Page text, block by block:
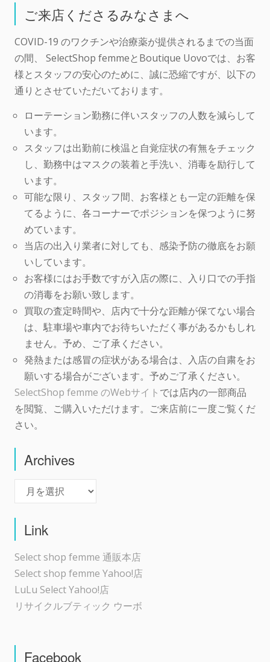
ご来店くださるみなさまへ
COVID-19 のワクチンや治療薬が提供されるまでの当面
の間、 SelectShop femmeとBoutique Uovoでは、お客
様とスタッフの安心のために、誠に恐縮ですが、以下の
通りとさせていただいております。
ローテーション勤務に伴いスタッフの人数を減らして
います。
スタッフは出勤前に検温と自覚症状の有無をチェック
し、勤務中はマスクの装着と手洗い、消毒を励行して
います。
可能な限り、スタッフ間、お客様とも一定の距離を保
てるように、各コーナーでポジションを保つように努
めています。
当店の出入り業者に対しても、感染予防の徹底をお願
いしています。
お客様にはお手数ですが入店の際に、入り口での手指
の消毒をお願い致します。
買取の査定時間や、店内で十分な距離が保てない場合
は、駐車場や車内でお待ちいただく事があるかもしれ
ません。予め、ご了承ください。
発熱または感冒の症状がある場合は、入店の自粛をお
願いする場合がございます。予めご了承ください。
SelectShop femme のWebサイト では店内の一部商品
を閲覧、ご購入いただけます。ご来店前に一度ご覧くだ
さい。
Archives
Link
Select shop femme 通販本店
Select shop femme Yahoo!店
LuLu Select Yahoo!店
リサイクルブティック ウーボ
Facebook